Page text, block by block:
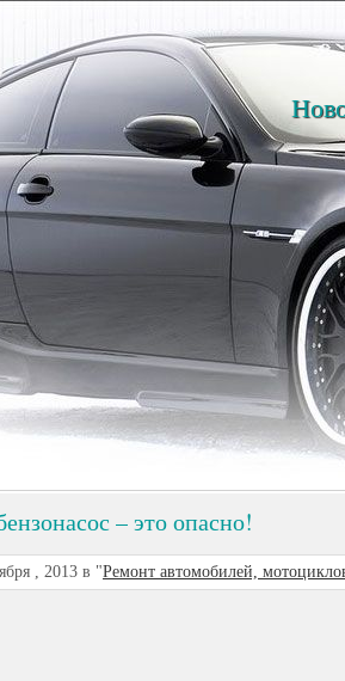
– это опасно!
, 2013 в "Ремонт автомобилей,